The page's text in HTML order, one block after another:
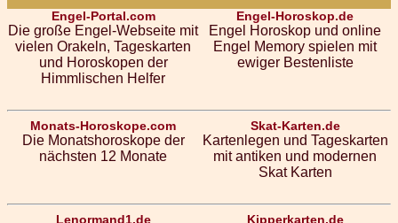
Engel-Portal.com
Die große Engel-Webseite mit
vielen Orakeln, Tageskarten
und Horoskopen der
Himmlischen Helfer
Engel-Horoskop.de
Engel Horoskop und online
Engel Memory spielen mit
ewiger Bestenliste
Monats-Horoskope.com
Die Monatshoroskope der
nächsten 12 Monate
Skat-Karten.de
Kartenlegen und Tageskarten
mit antiken und modernen
Skat Karten
Lenormand1.de Kipperkarten.de